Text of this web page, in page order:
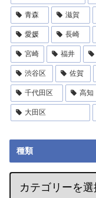
青森 滋賀
愛媛 長崎
宮崎 福井
渋谷区 佐賀
千代田区 高知
大田区
種類